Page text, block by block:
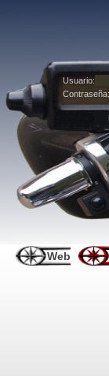
Usuario:
Contraseña:
Web